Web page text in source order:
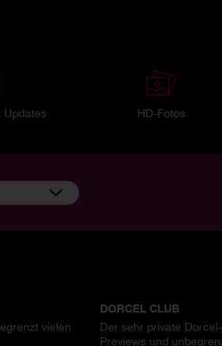
Updates HD-Fotos
vielen
DORCEL CLUB
Der sehr private
Previews und